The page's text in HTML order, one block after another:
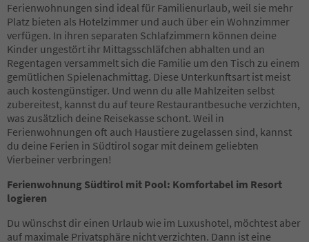
36
37
38
39
40
41
42
43
44
45
46
47
48
49
50
51
52
Ferienwohnungen sind ideal für Familienurlaub, weil sie mehr
Platz bieten als Hotelzimmer und auch über ein Wohnzimmer
verfügen. In ihren separaten Schlafzimmern können deine
Kinder ungestört ihr Mittagsschläfchen abhalten und an
Regentagen versammelt sich die Familie um den Tisch zu einem
gemütlichen Spielenachmittag. Diese Unterkunftsart ist meist
auch kostengünstiger. Und wenn du alle Mahlzeiten selbst
zubereitest, kannst du auf teure Restaurantbesuche verzichten,
was zusätzlich deine Reisekasse schont. Weil in
Ferienwohnungen oft auch Haustiere zugelassen sind, kannst
du deine Ferien in Südtirol sogar mit deinem geliebten
Vierbeiner verbringen!
Ferienwohnung Südtirol mit Pool: Komfortabel im Resort
logieren
Du wünschst dir einen Urlaub wie im Luxushotel, möchtest aber
auf maximale Privatsphäre nicht verzichten. Dann ist eine